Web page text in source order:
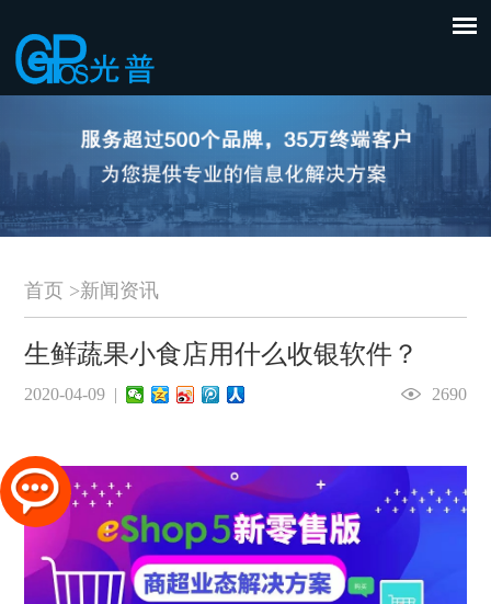
首页 >新闻资讯
生鲜蔬果小食店用什么收银软件？
2020-04-09 | 2690